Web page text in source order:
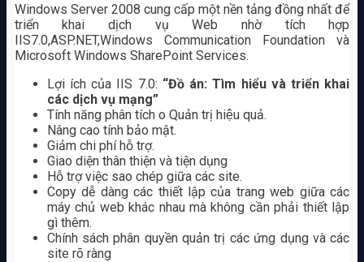
Windows Server 2008 cung cấp một nền tảng đồng nhất để
triển khai dịch vụ Web nhờ tích hợp
IIS7.0,ASP.NET,Windows Communication Foundation và
Microsoft Windows SharePoint Services.
Lợi ích của IIS 7.0: “Đồ án: Tìm hiểu và triển khai
các dịch vụ mạng”
Tính năng phân tích o Quản trị hiệu quả.
Nâng cao tính bảo mật.
Giảm chi phí hỗ trợ.
Giao diện thân thiện và tiện dụng
Hỗ trợ việc sao chép giữa các site.
Copy dễ dàng các thiết lập của trang web giữa các
máy chủ web khác nhau mà không cần phải thiết lập
gì thêm.
Chính sách phân quyền quản trị các ứng dụng và các
site rõ ràng